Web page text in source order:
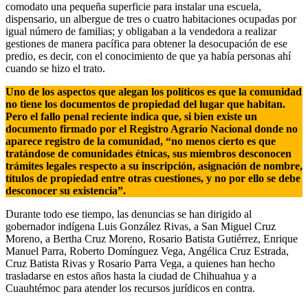
comodato una pequeña superficie para instalar una escuela,
dispensario, un albergue de tres o cuatro habitaciones ocupadas por
igual número de familias; y obligaban a la vendedora a realizar
gestiones de manera pacífica para obtener la desocupación de ese
predio, es decir, con el conocimiento de que ya había personas ahí
cuando se hizo el trato.
Uno de los aspectos que alegan los políticos es que la comunidad
no tiene los documentos de propiedad del lugar que habitan.
Pero el fallo penal reciente indica que, si bien existe un
documento firmado por el Registro Agrario Nacional donde no
aparece registro de la comunidad, “no menos cierto es que
tratándose de comunidades étnicas, sus miembros desconocen
trámites legales respecto a su inscripción, asignación de nombre,
títulos de propiedad entre otras cuestiones, y no por ello se debe
desconocer su existencia”.
Durante todo ese tiempo, las denuncias se han dirigido al
gobernador indígena Luis González Rivas, a San Miguel Cruz
Moreno, a Bertha Cruz Moreno, Rosario Batista Gutiérrez, Enrique
Manuel Parra, Roberto Domínguez Vega, Angélica Cruz Estrada,
Cruz Batista Rivas y Rosario Parra Vega, a quienes han hecho
trasladarse en estos años hasta la ciudad de Chihuahua y a
Cuauhtémoc para atender los recursos jurídicos en contra.